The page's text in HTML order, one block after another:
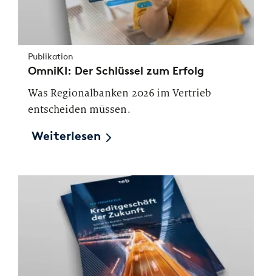
Publikation
OmniKI: Der Schlüssel zum Erfolg
Was Regionalbanken 2026 im Vertrieb
entscheiden müssen.
Weiterlesen